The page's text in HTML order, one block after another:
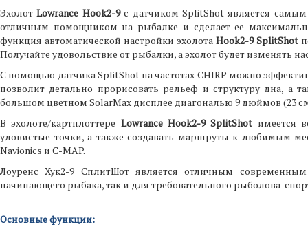
ЭхолотLowrance Hook2-9с датчиком SplitShot является
отличным помощником на рыбалке и сделает ее
функция автоматической настройки эхолота Hook2-9 SplitShot
Получайте удовольствие от рыбалки, а эхолот будет изменять
С помощью датчика SplitShot на частотах CHIRP можно
позволит детально прорисовать рельеф и структуру дна, а
большом цветном SolarMax дисплее диагональю 9 дюймов (23
В эхолоте/картплоттере Lowrance Hook2-9 SplitShot имеется
уловистые точки, а также создавать маршруты к любимым
Navionics и C-MAP.
Лоуренс Хук2-9 СплитШот является отличным
начинающего рыбака, так и для требовательного рыболова-
Основные функции: